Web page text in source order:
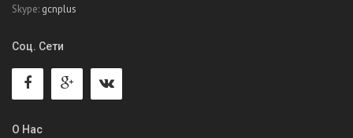
Skype: gcnplus
Соц. Сети
О Нас